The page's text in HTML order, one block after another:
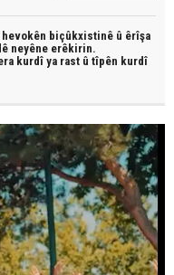
hevokên biçûkxistinê û êrîşa
neyêne erêkirin.
kurdî ya rast û tîpên kurdî